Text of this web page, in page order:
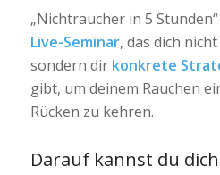
„Nichtraucher in 5
Live-Seminar, das dich
sondern dir konkrete
gibt, um deinem Rauchen
Rücken zu kehren.
Darauf kannst du